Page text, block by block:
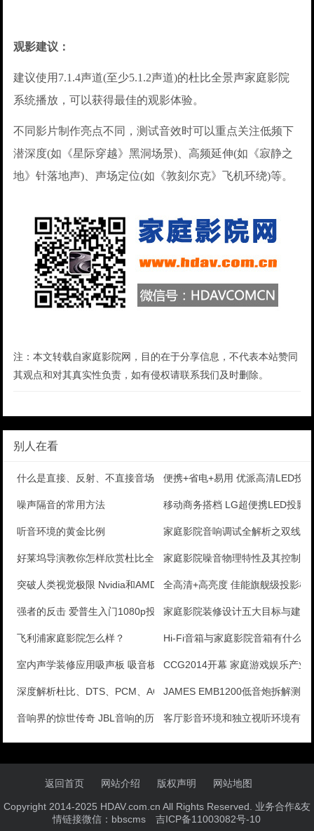
观影建议：
建议使用7.1.4声道(至少5.1.2声道)的杜比全景声家庭影院
系统播放，可以获得最佳的观影体验。
不同影片制作亮点不同，测试音效时可以重点关注低频下
潜深度(如《星际穿越》黑洞场景)、高频延伸(如《寂静之
地》针落地声)、声场定位(如《敦刻尔克》飞机环绕)等。
注：本文转载自家庭影院网，目的在于分享信息，不代表本站赞同
其观点和对其真实性负责，如有侵权请联系我们及时删除。
别人在看
什么是直接、反射、不直接音场 便携+省电+易用 优派高清LED投
噪声隔音的常用方法 移动商务搭档 LG超便携LED投影
听音环境的黄金比例 家庭影院音响调试全解析之双线分
好莱坞导演教你怎样欣赏杜比全景声大片家庭影院噪音物理特性及其控制
突破人类视觉极限 Nvidia和AMD筹备研发8K显全高清+高亮度 佳能旗舰级投影机
强者的反击 爱普生入门1080p投影评测家庭影院装修设计五大目标与建议
飞利浦家庭影院怎么样？ Hi-Fi音箱与家庭影院音箱有什么
室内声学装修应用吸声板 吸音板的常见错误CCG2014开幕 家庭游戏娱乐产业
深度解析杜比、DTS、PCM、AC-3、THX、SDJAMES EMB1200低音炮拆解测评
音响界的惊世传奇 JBL音响的历史与今天客厅影音环境和独立视听环境有哪
返回首页 网站介绍 版权声明 网站地图
Copyright 2014-2025 HDAV.com.cn All Rights Reserved. 业务合作&友
情链接微信：bbscms吉ICP备11003082号-10